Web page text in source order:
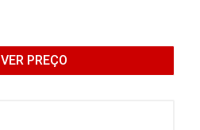
VER PREÇO